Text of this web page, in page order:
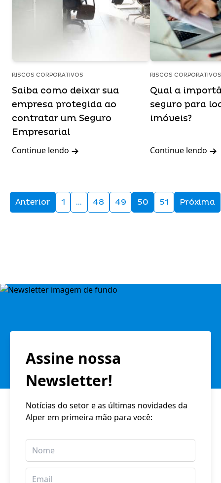
RISCOS CORPORATIVOS
Saiba como deixar sua
empresa protegida ao
contratar um Seguro
Empresarial
Continue lendo
RISCOS CORPORATIVOS
Qual a
seguro para
imóveis?
Continue lendo
Anterior 1 … 48 49 50 51 Próxima
Assine nossa
Newsletter!
Notícias do setor e as últimas novidades da
Alper em primeira mão para você: